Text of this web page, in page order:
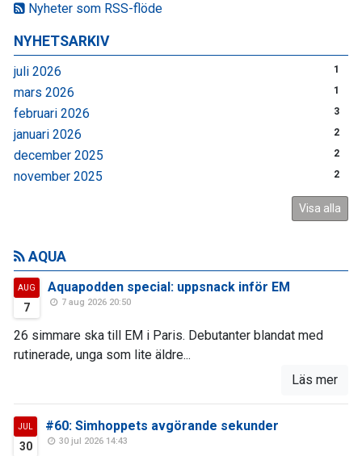
Nyheter som RSS-flöde
NYHETSARKIV
juli 2026 1
mars 2026 1
februari 2026 3
januari 2026 2
december 2025 2
november 2025 2
Visa alla
AQUA
AUG
7
Aquapodden special: uppsnack inför EM
7 aug 2026 20:50
26 simmare ska till EM i Paris. Debutanter blandat med
rutinerade, unga som lite äldre...
Läs mer
JUL
30
#60: Simhoppets avgörande sekunder
30 jul 2026 14:43